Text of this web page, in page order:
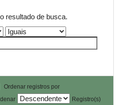
resultado de busca.
Ordenar registros por
Registro(s)